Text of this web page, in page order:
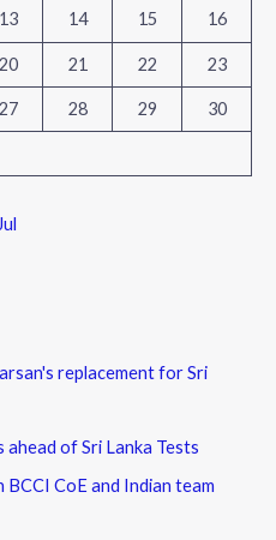
13 14 15 16
20 21 22 23
27 28 29 30
replacement for Sri
ahead of Sri Lanka Tests
CoE and Indian team